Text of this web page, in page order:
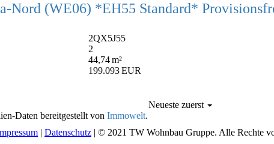
Nord (WE06) *EH55 Standard*
2QX5J55
2
44,74 m²
199.093 EUR
Neueste zuerst
Daten bereitgestellt von Immowelt.
| Datenschutz | © 2021 TW Wohnbau Gruppe. Alle Rechte